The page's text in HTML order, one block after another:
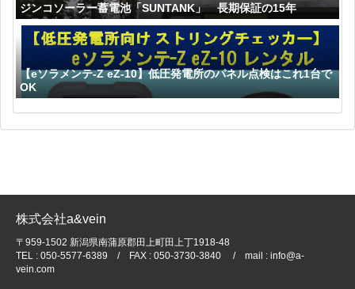
ジンコソーラー蓄電池「SUNTANK」 長期保証の15年
【eソラメンテ-Z eZ-10】低圧発電所のパネル点検はこれ1台で
OK
株式会社a&vein
〒959-1502 新潟県南蒲原郡田上町田上丁1918-48
TEL : 050-5577-6389 / FAX : 050-3730-3840 / mail : info@a-
vein.com